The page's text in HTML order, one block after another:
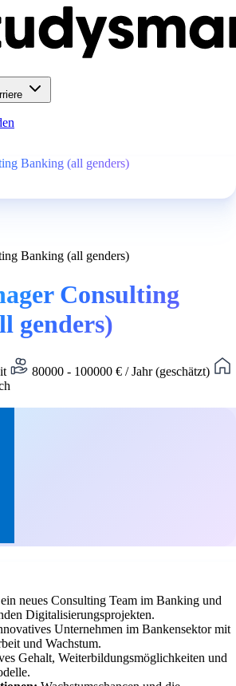
Banking (all genders)
Banking (all genders)
Consulting
genders)
80000 - 100000 € / Jahr (geschätzt)
neues Consulting Team im Banking und
Digitalisierungsprojekten.
Unternehmen im Bankensektor mit
und Wachstum.
Gehalt, Weiterbildungsmöglichkeiten und